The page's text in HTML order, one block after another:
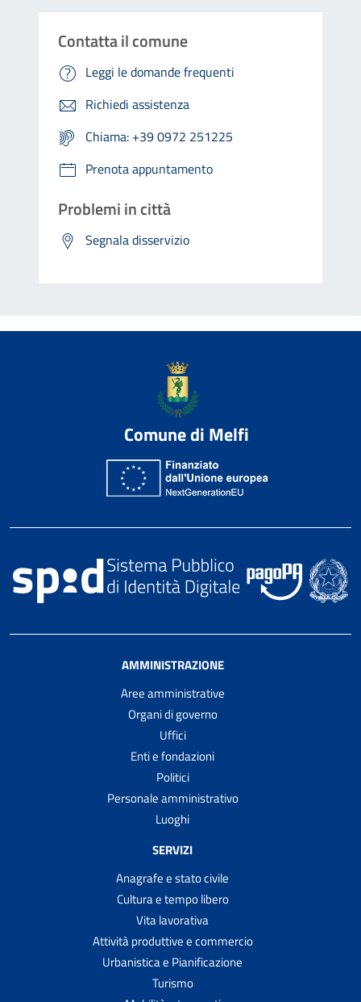
Contatta il comune
Leggi le domande frequenti
Richiedi assistenza
Chiama: +39 0972 251225
Prenota appuntamento
Problemi in città
Segnala disservizio
Comune di Melfi
AMMINISTRAZIONE
Aree amministrative
Organi di governo
Uffici
Enti e fondazioni
Politici
Personale amministrativo
Luoghi
SERVIZI
Anagrafe e stato civile
Cultura e tempo libero
Vita lavorativa
Attività produttive e commercio
Urbanistica e Pianificazione
Turismo